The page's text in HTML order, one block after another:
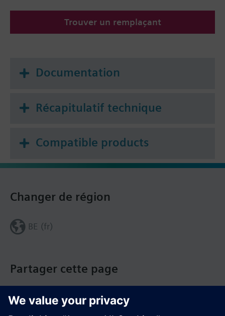
Trouver un remplaçant
Documentation
Récapitulatif technique
Compatible products
Partager cette page
Changer de région
BE (fr)